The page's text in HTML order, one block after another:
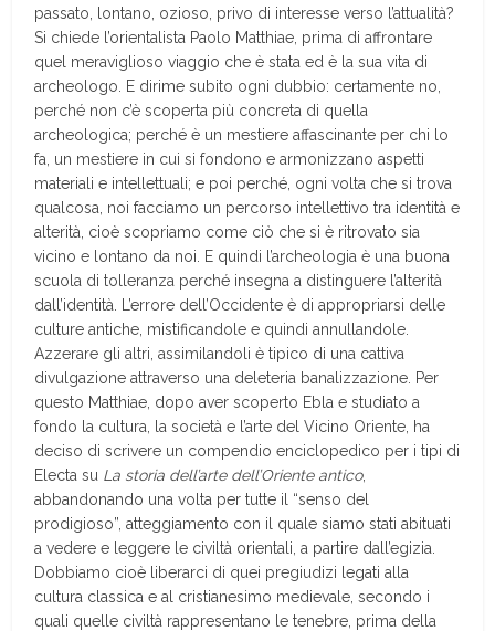
passato, lontano, ozioso, privo di interesse verso l’attualità?
Si chiede l’orientalista Paolo Matthiae, prima di affrontare
quel meraviglioso viaggio che è stata ed è la sua vita di
archeologo. E dirime subito ogni dubbio: certamente no,
perché non c’è scoperta più concreta di quella
archeologica; perché è un mestiere affascinante per chi lo
fa, un mestiere in cui si fondono e armonizzano aspetti
materiali e intellettuali; e poi perché, ogni volta che si trova
qualcosa, noi facciamo un percorso intellettivo tra identità e
alterità, cioè scopriamo come ciò che si è ritrovato sia
vicino e lontano da noi. E quindi l’archeologia è una buona
scuola di tolleranza perché insegna a distinguere l’alterità
dall’identità. L’errore dell’Occidente è di appropriarsi delle
culture antiche, mistificandole e quindi annullandole.
Azzerare gli altri, assimilandoli è tipico di una cattiva
divulgazione attraverso una deleteria banalizzazione. Per
questo Matthiae, dopo aver scoperto Ebla e studiato a
fondo la cultura, la società e l’arte del Vicino Oriente, ha
deciso di scrivere un compendio enciclopedico per i tipi di
Electa su La storia dell’arte dell’Oriente antico,
abbandonando una volta per tutte il “senso del
prodigioso”, atteggiamento con il quale siamo stati abituati
a vedere e leggere le civiltà orientali, a partire dall’egizia.
Dobbiamo cioè liberarci di quei pregiudizi legati alla
cultura classica e al cristianesimo medievale, secondo i
quali quelle civiltà rappresentano le tenebre, prima della